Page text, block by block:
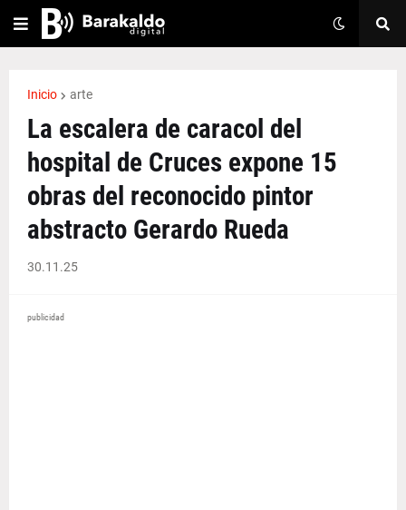
Inicio arte
La escalera de caracol del
hospital de Cruces expone 15
obras del reconocido pintor
abstracto Gerardo Rueda
30.11.25
publicidad